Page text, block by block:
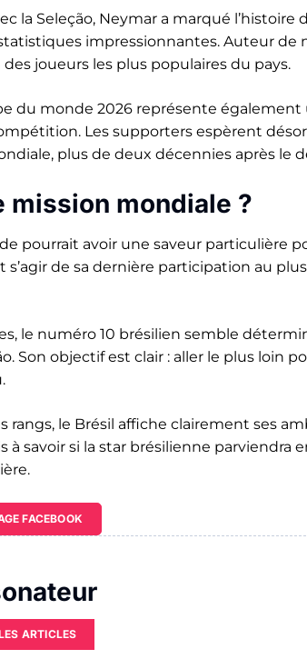
la Seleção, Neymar a marqué l’histoire
impressionnantes. Auteur de
des joueurs les plus populaires du pays.
du monde 2026 représente
Les supporters espèrent
plus de deux décennies après le
mission mondiale ?
pourrait avoir une saveur particulière
s’agir de sa dernière participation au
le numéro 10 brésilien semble
Son objectif est clair : aller le plus loin
rangs, le Brésil affiche clairement ses
à savoir si la star brésilienne parviendra
FACEBOOK
ARTICLES